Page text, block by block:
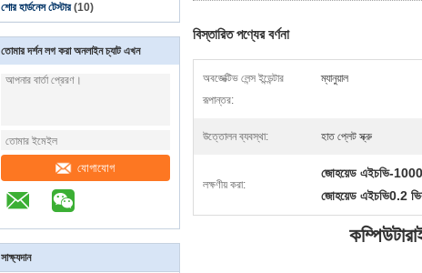
শোর হার্ডনেস টেস্টার (10)
তোমার দর্শন লগ করা অনলাইন চ্যাট এখন
যোগাযোগ
সাক্ষ্যদান
বিস্তারিত পণ্যের বর্ণনা
অবজেক্টিভ লেন্স ইন্ডেন্টার
রূপান্তর:
ম্যানুয়াল
উত্তোলন ব্যবস্থা: হাত প্লেট স্ক্রু
লক্ষণীয় করা:
জোহয়েড এইচভি-1000
জোহয়েড এইচভি0.2